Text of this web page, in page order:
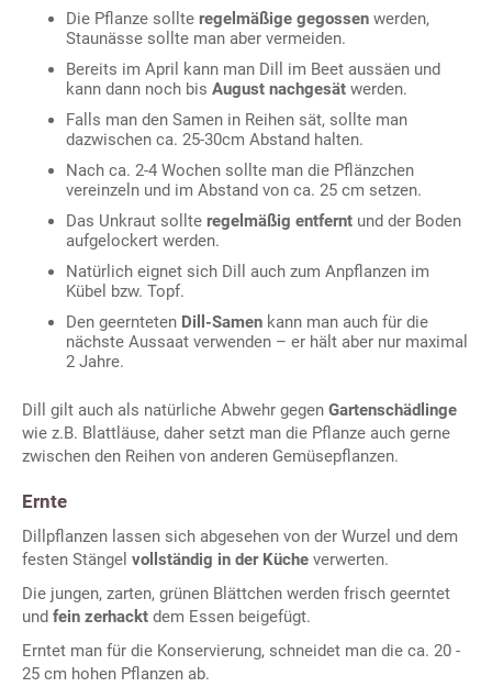
Die Pflanze sollte regelmäßige gegossen werden,
Staunässe sollte man aber vermeiden.
Bereits im April kann man Dill im Beet aussäen und
kann dann noch bis August nachgesät werden.
Falls man den Samen in Reihen sät, sollte man
dazwischen ca. 25-30cm Abstand halten.
Nach ca. 2-4 Wochen sollte man die Pflänzchen
vereinzeln und im Abstand von ca. 25 cm setzen.
Das Unkraut sollte regelmäßig entfernt und der Boden
aufgelockert werden.
Natürlich eignet sich Dill auch zum Anpflanzen im
Kübel bzw. Topf.
Den geernteten Dill-Samen kann man auch für die
nächste Aussaat verwenden – er hält aber nur maximal
2 Jahre.
Dill gilt auch als natürliche Abwehr gegen Gartenschädlinge
wie z.B. Blattläuse, daher setzt man die Pflanze auch gerne
zwischen den Reihen von anderen Gemüsepflanzen.
Ernte
Dillpflanzen lassen sich abgesehen von der Wurzel und dem
festen Stängel vollständig in der Küche verwerten.
Die jungen, zarten, grünen Blättchen werden frisch geerntet
und fein zerhackt dem Essen beigefügt.
Erntet man für die Konservierung, schneidet man die ca. 20 -
25 cm hohen Pflanzen ab.